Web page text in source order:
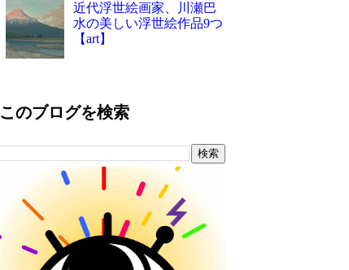
近代浮世絵画家、川瀬巴
水の美しい浮世絵作品9つ
【art】
このブログを検索